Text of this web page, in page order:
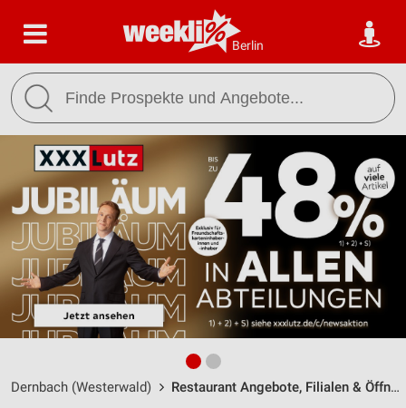
Berlin
Dernbach (Westerwald) Restaurant Angebote, Filialen & Öffnungszeiten